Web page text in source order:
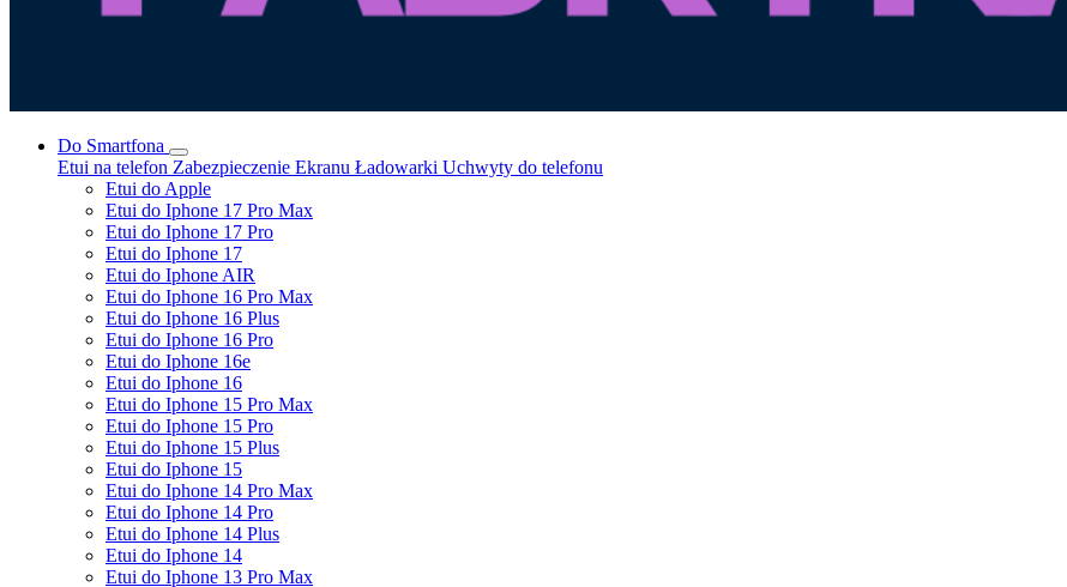
Do Smartfona
Etui na telefon Zabezpieczenie Ekranu Ładowarki Uchwyty do telefonu
Etui do Apple
Etui do Iphone 17 Pro Max
Etui do Iphone 17 Pro
Etui do Iphone 17
Etui do Iphone AIR
Etui do Iphone 16 Pro Max
Etui do Iphone 16 Plus
Etui do Iphone 16 Pro
Etui do Iphone 16e
Etui do Iphone 16
Etui do Iphone 15 Pro Max
Etui do Iphone 15 Pro
Etui do Iphone 15 Plus
Etui do Iphone 15
Etui do Iphone 14 Pro Max
Etui do Iphone 14 Pro
Etui do Iphone 14 Plus
Etui do Iphone 14
Etui do Iphone 13 Pro Max